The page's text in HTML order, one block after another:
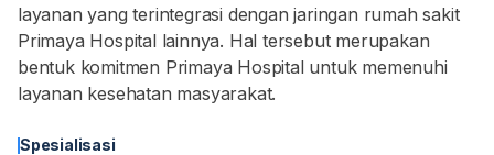
layanan yang terintegrasi dengan jaringan rumah sakit
Primaya Hospital lainnya. Hal tersebut merupakan
bentuk komitmen Primaya Hospital untuk memenuhi
layanan kesehatan masyarakat.
Spesialisasi